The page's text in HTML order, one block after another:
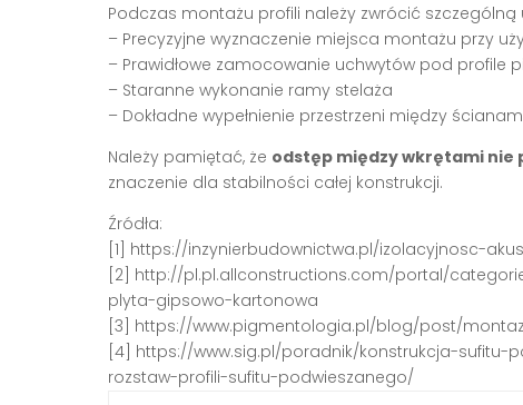
Podczas montażu profili należy zwrócić
– Precyzyjne wyznaczenie miejsca montażu przy
– Prawidłowe zamocowanie uchwytów pod profile
– Staranne wykonanie ramy stelaża
– Dokładne wypełnienie przestrzeni między
Należy pamiętać, że odstęp między wkrętami nie
znaczenie dla stabilności całej konstrukcji.
Źródła:
[1] https://inzynierbudownictwa.pl/izolacyjnosc-
[2] http://pl.pl.allconstructions.com/portal/
plyta-gipsowo-kartonowa
[3] https://www.pigmentologia.pl/blog/post/
[4] https://www.sig.pl/poradnik/konstrukcja-
rozstaw-profili-sufitu-podwieszanego/